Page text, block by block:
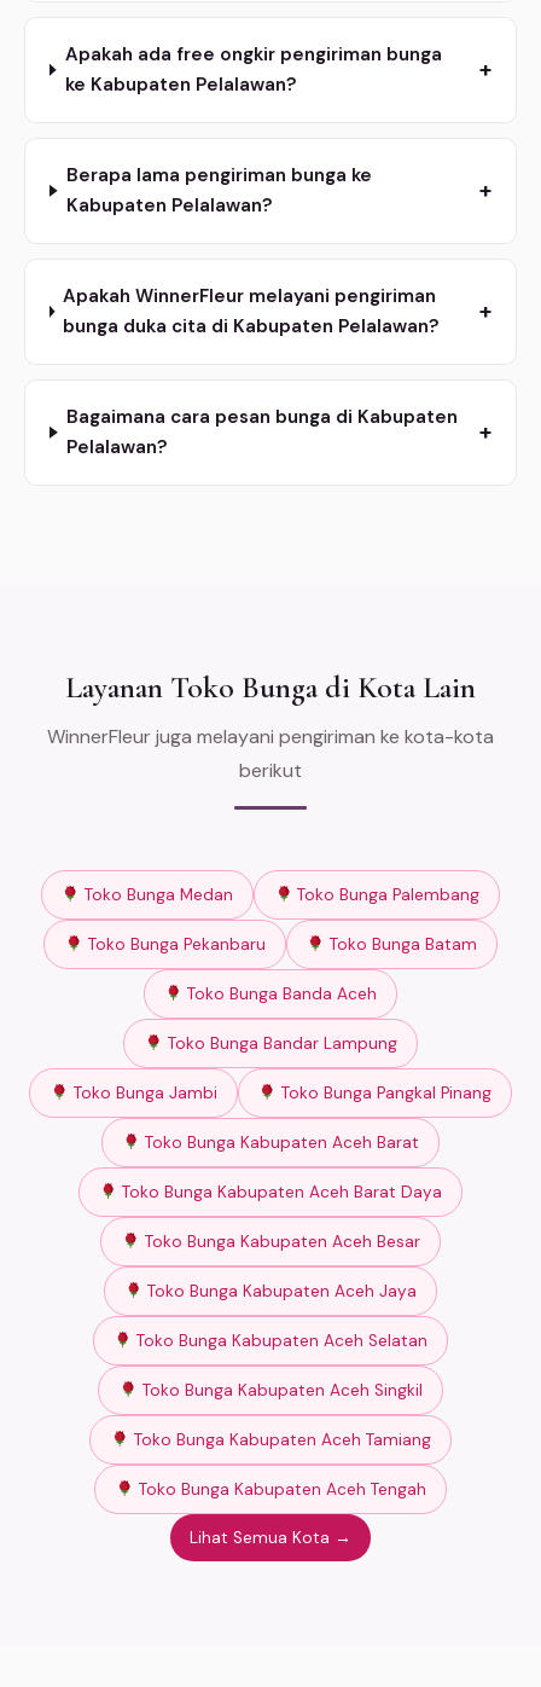
Apakah ada free ongkir pengiriman bunga
ke Kabupaten Pelalawan?
+
Berapa lama pengiriman bunga ke
Kabupaten Pelalawan?
+
Apakah WinnerFleur melayani pengiriman
bunga duka cita di Kabupaten Pelalawan?
+
Bagaimana cara pesan bunga di Kabupaten
Pelalawan?
+
Layanan Toko Bunga di Kota Lain
WinnerFleur juga melayani pengiriman ke kota-kota
berikut
Toko Bunga Medan Toko Bunga Palembang
Toko Bunga Pekanbaru Toko Bunga Batam
Toko Bunga Banda Aceh
Toko Bunga Bandar Lampung
Toko Bunga Jambi Toko Bunga Pangkal Pinang
Toko Bunga Kabupaten Aceh Barat
Toko Bunga Kabupaten Aceh Barat Daya
Toko Bunga Kabupaten Aceh Besar
Toko Bunga Kabupaten Aceh Jaya
Toko Bunga Kabupaten Aceh Selatan
Toko Bunga Kabupaten Aceh Singkil
Toko Bunga Kabupaten Aceh Tamiang
Toko Bunga Kabupaten Aceh Tengah
Lihat Semua Kota →